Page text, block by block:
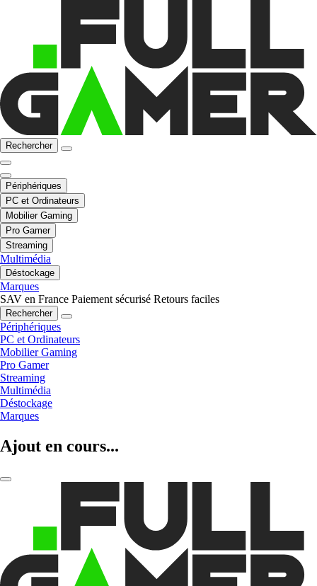
Rechercher
Périphériques
PC et Ordinateurs
Mobilier Gaming
Pro Gamer
Streaming
Multimédia
Déstockage
Marques
SAV en France Paiement sécurisé Retours faciles
Rechercher
Périphériques
PC et Ordinateurs
Mobilier Gaming
Pro Gamer
Streaming
Multimédia
Déstockage
Marques
Ajout en cours...